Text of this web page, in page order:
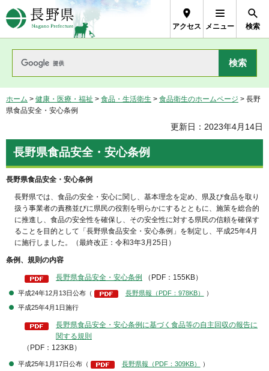
長野県Nagano Prefecture
アクセス メニュー 検索
ホーム > 健康・医療・福祉 > 食品・生活衛生 > 食品衛生のホームページ > 長野
県食品安全・安心条例
更新日：2023年4月14日
長野県食品安全・安心条例
長野県食品安全・安心条例
長野県では、食品の安全・安心に関し、基本理念を定め、県及び食品を取り
扱う事業者の責務並びに県民の役割を明らかにするとともに、施策を総合的
に推進し、食品の安全性を確保し、その安全性に対する県民の信頼を確保す
ることを目的として「長野県食品安全・安心条例」を制定し、平成25年4月
に施行しました。（最終改正：令和3年3月25日）
条例、規則の内容
長野県食品安全・安心条例 （PDF：155KB）
平成24年12月13日公布（ 長野県報（PDF：978KB）
）
平成25年4月1日施行
長野県食品安全・安心条例に基づく食品等の自主回収の報告に
関する規則
（PDF：123KB）
平成25年1月17日公布（ 長野県報（PDF：309KB） ）